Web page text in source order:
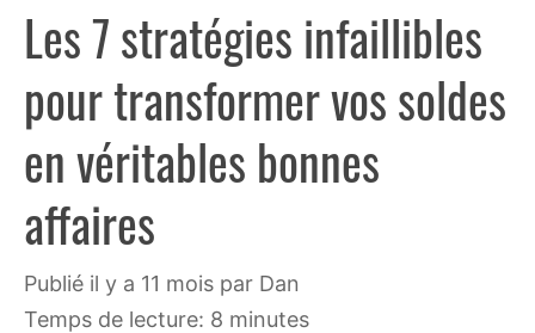
Les 7 stratégies infaillibles
pour transformer vos soldes
en véritables bonnes
affaires
publié il y a 11 mois par Dan
Temps de lecture: 8 minutes